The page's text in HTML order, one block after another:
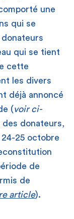
une
qui se
qui se tient
cette
les divers
déjà annoncé
(voir ci-
donateurs,
24-25 octobre
de
de
article).